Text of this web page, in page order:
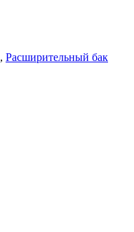
, Расширительный бак